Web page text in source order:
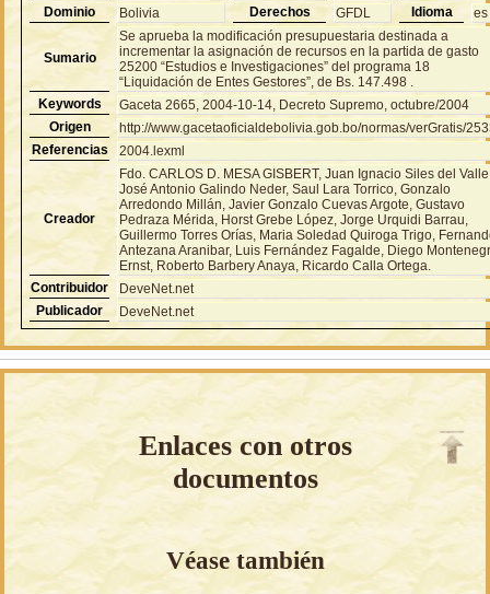
Dominio
Bolivia Derechos GFDL Idioma es
Sumario
Se aprueba la modificación presupuestaria destinada a
incrementar la asignación de recursos en la partida de gasto
25200 “Estudios e Investigaciones” del programa 18
“Liquidación de Entes Gestores”, de Bs. 147.498 .
Keywords
Gaceta 2665, 2004-10-14, Decreto Supremo, octubre/2004
Origen
http://www.gacetaoficialdebolivia.gob.bo/normas/verGratis/
Referencias
2004.lexml
Creador
Fdo. CARLOS D. MESA GISBERT, Juan Ignacio Siles del
José Antonio Galindo Neder, Saul Lara Torrico, Gonzalo
Arredondo Millán, Javier Gonzalo Cuevas Argote, Gustavo
Pedraza Mérida, Horst Grebe López, Jorge Urquidi Barrau,
Guillermo Torres Orías, Maria Soledad Quiroga Trigo,
Antezana Aranibar, Luis Fernández Fagalde, Diego
Ernst, Roberto Barbery Anaya, Ricardo Calla Ortega.
Contribuidor
DeveNet.net
Publicador
DeveNet.net
Enlaces con otros
documentos
Véase también